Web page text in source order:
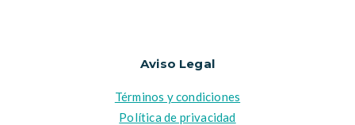
Aviso Legal
Términos y condiciones
Política de privacidad